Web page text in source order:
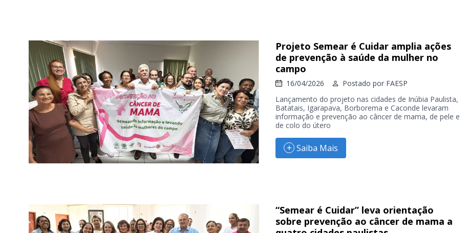
Projeto Semear é Cuidar amplia ações
de prevenção à saúde da mulher no
campo
16/04/2026 Postado por FAESP
Lançamento do projeto nas cidades de Inúbia Paulista,
Batatais, Igarapava, Borborema e Caconde levaram
informação e prevenção ao câncer de mama, de pele e
de colo do útero
Saiba Mais
“Semear é Cuidar” leva orientação
sobre prevenção ao câncer de mama a